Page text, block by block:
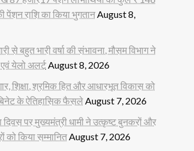
राशि का किया भुगतानAugust 8,
से बहुत भारी वर्षा की संभावना, मौसम विभाग ने
येलो अलर्टAugust 8, 2026
शिक्षा, श्रमिक हित और आधारभूत विकास को
के ऐतिहासिक फैसलेAugust 7, 2026
दिवस पर मुख्यमंत्री धामी ने उत्कृष्ट बुनकरों और
को किया सम्मानितAugust 7, 2026